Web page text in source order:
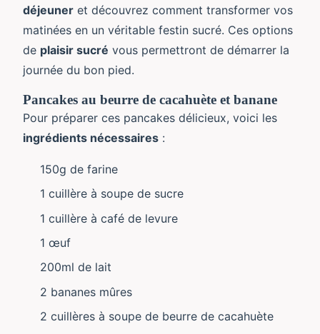
déjeuner et découvrez comment transformer vos
matinées en un véritable festin sucré. Ces options
de plaisir sucré vous permettront de démarrer la
journée du bon pied.
Pancakes au beurre de cacahuète et banane
Pour préparer ces pancakes délicieux, voici les
ingrédients nécessaires :
150g de farine
1 cuillère à soupe de sucre
1 cuillère à café de levure
1 œuf
200ml de lait
2 bananes mûres
2 cuillères à soupe de beurre de cacahuète